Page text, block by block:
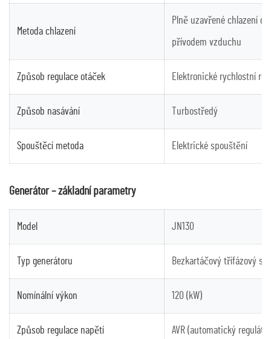
Metoda chlazení
Plně uzavřené chlazení
přívodem vzduchu
Způsob regulace otáček Elektronické rychlostní
Způsob nasávání Turbostředý
Spouštěcí metoda Elektrické spouštění
Generátor – základní parametry
Model JN130
Typ generátoru Bezkartáčový třífázový
Nomínální výkon 120 (kW)
Způsob regulace napětí AVR (automatický